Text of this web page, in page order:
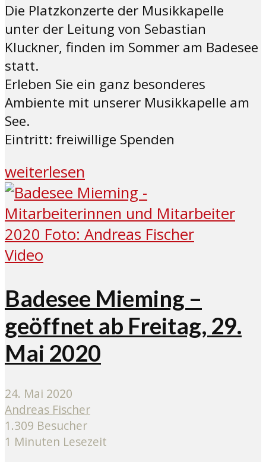
Die Platzkonzerte der Musikkapelle
unter der Leitung von Sebastian
Kluckner, finden im Sommer am Badesee
statt.
Erleben Sie ein ganz besonderes
Ambiente mit unserer Musikkapelle am
See.
Eintritt: freiwillige Spenden
weiterlesen
Video
Badesee Mieming –
geöffnet ab Freitag, 29.
Mai 2020
24. Mai 2020
Andreas Fischer
1.309 Besucher
1 Minuten Lesezeit